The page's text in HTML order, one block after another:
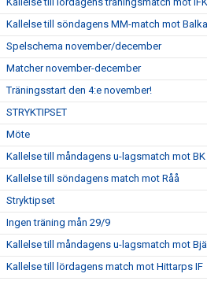
Kallelse till söndagens MM-match mot
Spelschema november/december
Matcher november-december
Träningsstart den 4:e november!
STRYKTIPSET
Möte
Kallelse till måndagens u-lagsmatch mot
Kallelse till söndagens match mot Råå
Stryktipset
Ingen träning mån 29/9
Kallelse till måndagens u-lagsmatch mot
Kallelse till lördagens match mot Hittarps IF